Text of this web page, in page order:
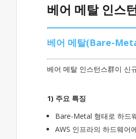
베어 메탈 인스
베어 메탈(Bare-
베어 메탈 인스턴스群이 신
1) 주요 특징
Bare-Metal 형태로 하드
AWS 인프라의 하드웨어